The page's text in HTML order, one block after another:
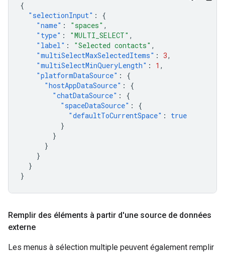
{
"selectionInput" :
{
"name" : "spaces" ,
"type" : "MULTI_SELECT" ,
"label" : "Selected contacts" ,
"multiSelectMaxSelectedItems" : 3,
"multiSelectMinQueryLength" : 1 ,
"platformDataSource" :
{
"hostAppDataSource" :
{
"chatDataSource" :
{
"spaceDataSource" :
{
"defaultToCurrentSpace" :
true
}
}
}
}
}
}
Remplir des éléments à partir d'une source de données
externe
Les menus à sélection multiple peuvent également remplir